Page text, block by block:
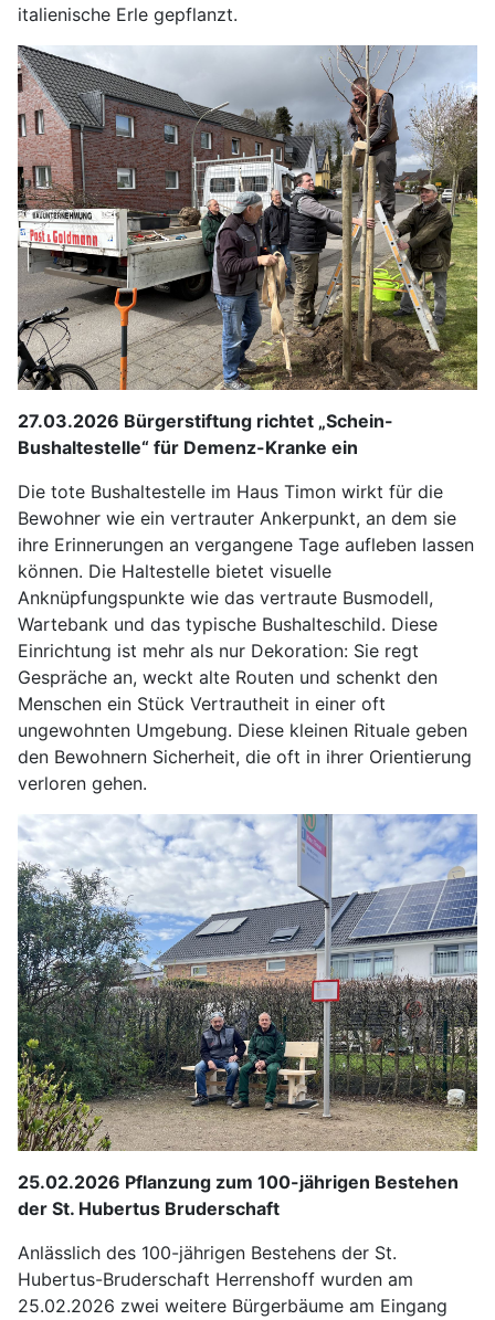
italienische Erle gepflanzt.
27.03.2026 Bürgerstiftung richtet „Schein-
Bushaltestelle“ für Demenz-Kranke ein
Die tote Bushaltestelle im Haus Timon wirkt für die
Bewohner wie ein vertrauter Ankerpunkt, an dem sie
ihre Erinnerungen an vergangene Tage aufleben lassen
können. Die Haltestelle bietet visuelle
Anknüpfungspunkte wie das vertraute Busmodell,
Wartebank und das typische Bushalteschild. Diese
Einrichtung ist mehr als nur Dekoration: Sie regt
Gespräche an, weckt alte Routen und schenkt den
Menschen ein Stück Vertrautheit in einer oft
ungewohnten Umgebung. Diese kleinen Rituale geben
den Bewohnern Sicherheit, die oft in ihrer Orientierung
verloren gehen.
25.02.2026 Pflanzung zum 100-jährigen Bestehen
der St. Hubertus Bruderschaft
Anlässlich des 100-jährigen Bestehens der St.
Hubertus-Bruderschaft Herrenshoff wurden am
25.02.2026 zwei weitere Bürgerbäume am Eingang